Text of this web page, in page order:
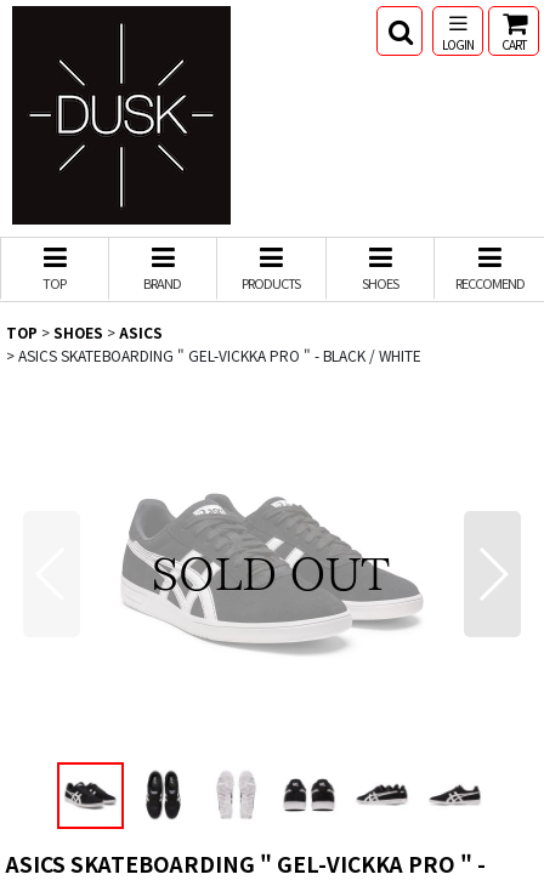
LOGIN CART
TOP BRAND PRODUCTS SHOES RECCOMEND
TOP >SHOES >ASICS
>ASICS SKATEBOARDING " GEL-VICKKA PRO " - BLACK / WHITE
ASICS SKATEBOARDING " GEL-VICKKA PRO " -